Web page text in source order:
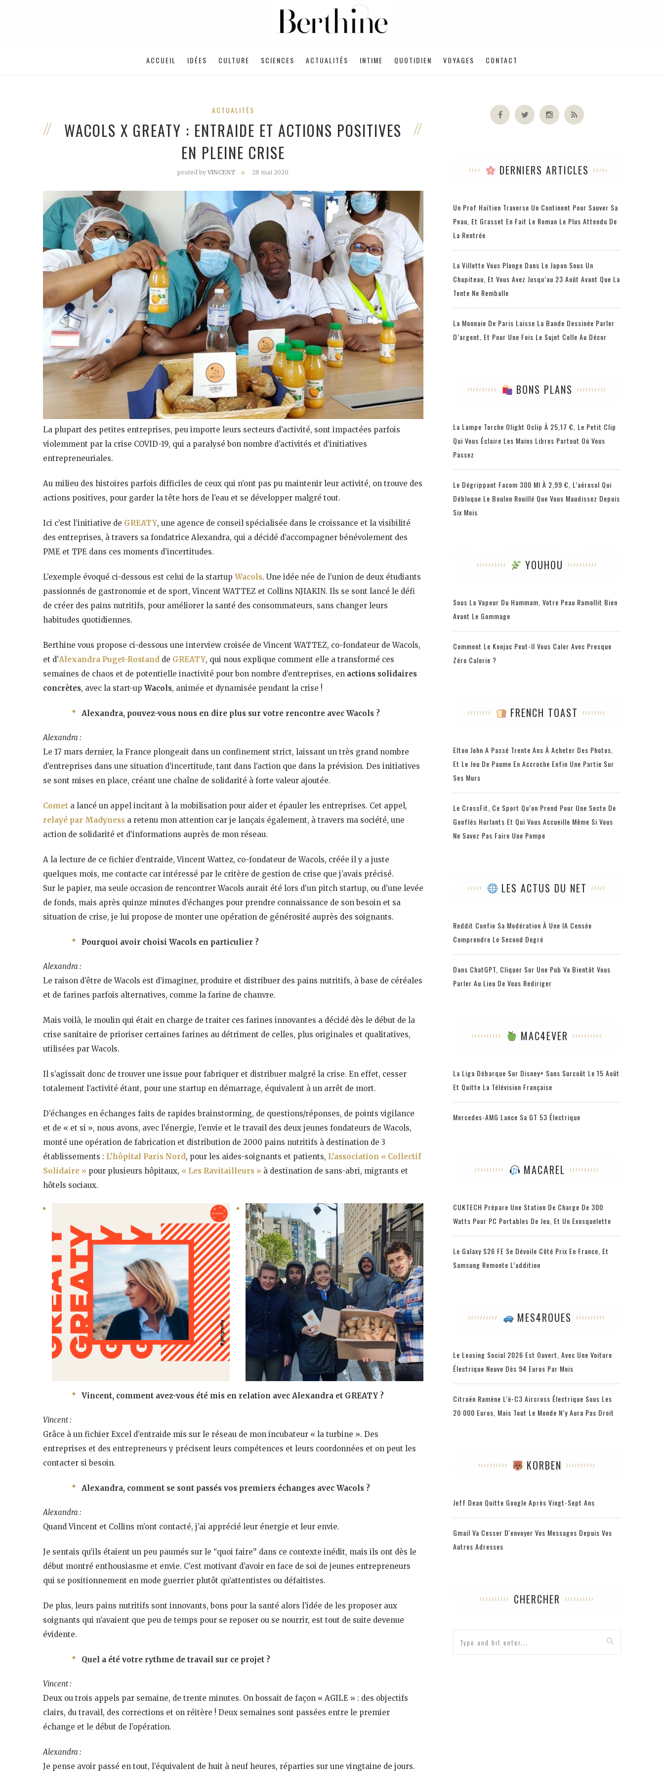
ACCUEIL IDÉES CULTURE SCIENCES ACTUALITÉS INTIME QUOTIDIEN VOYAGES CONTACT
ACTUALITÉS
WACOLS X GREATY : ENTRAIDE ET ACTIONS POSITIVES
EN PLEINE CRISE
posted byVINCENT 28 mai 2020
La plupart des petites entreprises, peu importe leurs secteurs d’activité, sont impactées parfois
violemment par la crise COVID-19, qui a paralysé bon nombre d’activités et d’initiatives
entrepreneuriales.
Au milieu des histoires parfois difficiles de ceux qui n’ont pas pu maintenir leur activité, on trouve des
actions positives, pour garder la tête hors de l’eau et se développer malgré tout.
Ici c’est l’initiative de GREATY, une agence de conseil spécialisée dans le croissance et la visibilité
des entreprises, à travers sa fondatrice Alexandra, qui a décidé d’accompagner bénévolement des
PME et TPE dans ces moments d’incertitudes.
L’exemple évoqué ci-dessous est celui de la startup Wacols. Une idée née de l’union de deux étudiants
passionnés de gastronomie et de sport, Vincent WATTEZ et Collins NJIAKIN. Ils se sont lancé le défi
de créer des pains nutritifs, pour améliorer la santé des consommateurs, sans changer leurs
habitudes quotidiennes.
Berthine vous propose ci-dessous une interview croisée de Vincent WATTEZ, co-fondateur de Wacols,
et d’Alexandra Puget-Rostand de GREATY, qui nous explique comment elle a transformé ces
semaines de chaos et de potentielle inactivité pour bon nombre d’entreprises, en actions solidaires
concrètes, avec la start-up Wacols, animée et dynamisée pendant la crise !
Alexandra, pouvez-vous nous en dire plus sur votre rencontre avec Wacols ?
Alexandra :
Le 17 mars dernier, la France plongeait dans un confinement strict, laissant un très grand nombre
d’entreprises dans une situation d’incertitude, tant dans l’action que dans la prévision. Des initiatives
se sont mises en place, créant une chaîne de solidarité à forte valeur ajoutée.
Comet a lancé un appel incitant à la mobilisation pour aider et épauler les entreprises. Cet appel,
relayé par Madyness a retenu mon attention car je lançais également, à travers ma société, une
action de solidarité et d’informations auprès de mon réseau.
A la lecture de ce fichier d’entraide, Vincent Wattez, co-fondateur de Wacols, créée il y a juste
quelques mois, me contacte car intéressé par le critère de gestion de crise que j’avais précisé.
Sur le papier, ma seule occasion de rencontrer Wacols aurait été lors d’un pitch startup, ou d’une levée
de fonds, mais après quinze minutes d’échanges pour prendre connaissance de son besoin et sa
situation de crise, je lui propose de monter une opération de générosité auprès des soignants.
Pourquoi avoir choisi Wacols en particulier ?
Alexandra :
Le raison d’être de Wacols est d’imaginer, produire et distribuer des pains nutritifs, à base de céréales
et de farines parfois alternatives, comme la farine de chanvre.
Mais voilà, le moulin qui était en charge de traiter ces farines innovantes a décidé dès le début de la
crise sanitaire de prioriser certaines farines au détriment de celles, plus originales et qualitatives,
utilisées par Wacols.
Il s’agissait donc de trouver une issue pour fabriquer et distribuer malgré la crise. En effet, cesser
totalement l’activité étant, pour une startup en démarrage, équivalent à un arrêt de mort.
D’échanges en échanges faits de rapides brainstorming, de questions/réponses, de points vigilance
et de « et si », nous avons, avec l’énergie, l’envie et le travail des deux jeunes fondateurs de Wacols,
monté une opération de fabrication et distribution de 2000 pains nutritifs à destination de 3
établissements : L’hôpital Paris Nord, pour les aides-soignants et patients, L’association « Collectif
Solidaire » pour plusieurs hôpitaux, « Les Ravitailleurs » à destination de sans-abri, migrants et
hôtels sociaux.
Vincent, comment avez-vous été mis en relation avec Alexandra et GREATY ?
Vincent :
Grâce à un fichier Excel d’entraide mis sur le réseau de mon incubateur « la turbine ». Des
entreprises et des entrepreneurs y précisent leurs compétences et leurs coordonnées et on peut les
contacter si besoin.
Alexandra, comment se sont passés vos premiers échanges avec Wacols ?
Alexandra :
Quand Vincent et Collins m’ont contacté, j’ai apprécié leur énergie et leur envie.
Je sentais qu’ils étaient un peu paumés sur le “quoi faire” dans ce contexte inédit, mais ils ont dès le
début montré enthousiasme et envie. C’est motivant d’avoir en face de soi de jeunes entrepreneurs
qui se positionnement en mode guerrier plutôt qu’attentistes ou défaitistes.
De plus, leurs pains nutritifs sont innovants, bons pour la santé alors l’idée de les proposer aux
soignants qui n’avaient que peu de temps pour se reposer ou se nourrir, est tout de suite devenue
évidente.
Quel a été votre rythme de travail sur ce projet ?
Vincent :
Deux ou trois appels par semaine, de trente minutes. On bossait de façon « AGILE » : des objectifs
clairs, du travail, des corrections et on réitère ! Deux semaines sont passées entre le premier
échange et le début de l’opération.
Alexandra :
Je pense avoir passé en tout, l’équivalent de huit à neuf heures, réparties sur une vingtaine de jours.
DERNIERS ARTICLES
Un Prof Haïtien Traverse Un Continent Pour Sauver Sa
Peau, Et Grasset En Fait Le Roman Le Plus Attendu De
La Rentrée
La Villette Vous Plonge Dans Le Japon Sous Un
Chapiteau, Et Vous Avez Jusqu’au 23 Août Avant Que La
Tente Ne Remballe
La Monnaie De Paris Laisse La Bande Dessinée Parler
D’argent, Et Pour Une Fois Le Sujet Colle Au Décor
BONS PLANS
La Lampe Torche Olight Oclip À 25,17 €, Le Petit Clip
Qui Vous Éclaire Les Mains Libres Partout Où Vous
Passez
Le Dégrippant Facom 300 Ml À 2,99 €, L’aérosol Qui
Débloque Le Boulon Rouillé Que Vous Maudissez Depuis
Six Mois
YOUHOU
Sous La Vapeur Du Hammam, Votre Peau Ramollit Bien
Avant Le Gommage
Comment Le Konjac Peut-Il Vous Caler Avec Presque
Zéro Calorie ?
FRENCH TOAST
Elton John A Passé Trente Ans À Acheter Des Photos,
Et Le Jeu De Paume En Accroche Enfin Une Partie Sur
Ses Murs
Le CrossFit, Ce Sport Qu’on Prend Pour Une Secte De
Gonflés Hurlants Et Qui Vous Accueille Même Si Vous
Ne Savez Pas Faire Une Pompe
LES ACTUS DU NET
Reddit Confie Sa Modération À Une IA Censée
Comprendre Le Second Degré
Dans ChatGPT, Cliquer Sur Une Pub Va Bientôt Vous
Parler Au Lieu De Vous Rediriger
MAC4EVER
La Liga Débarque Sur Disney+ Sans Surcoût Le 15 Août
Et Quitte La Télévision Française
Mercedes-AMG Lance Sa GT 53 Électrique
MACAREL
CUKTECH Prépare Une Station De Charge De 300
Watts Pour PC Portables De Jeu, Et Un Exosquelette
Le Galaxy S26 FE Se Dévoile Côté Prix En France, Et
Samsung Remonte L’addition
MES4ROUES
Le Leasing Social 2026 Est Ouvert, Avec Une Voiture
Électrique Neuve Dès 94 Euros Par Mois
Citroën Ramène L’ë-C3 Aircross Électrique Sous Les
20 000 Euros, Mais Tout Le Monde N’y Aura Pas Droit
KORBEN
Jeff Dean Quitte Google Après Vingt-Sept Ans
Gmail Va Cesser D'envoyer Vos Messages Depuis Vos
Autres Adresses
CHERCHER